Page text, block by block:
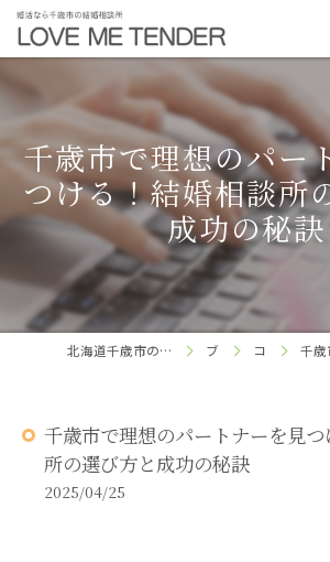
千歳市で理想のパー
つける！結婚相談所
成功の秘訣
北海道千歳市の結婚相談所ならLOVE ME TENDER ブログ コラム 千歳市で理想
千歳市で理想のパートナーを見
所の選び方と成功の秘訣
2025/04/25